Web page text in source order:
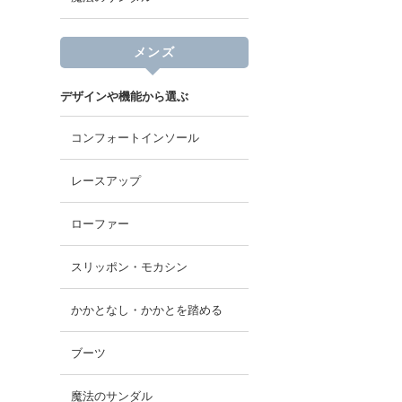
メンズ
デザインや機能から選ぶ
コンフォートインソール
レースアップ
ローファー
スリッポン・モカシン
かかとなし・かかとを踏める
ブーツ
魔法のサンダル